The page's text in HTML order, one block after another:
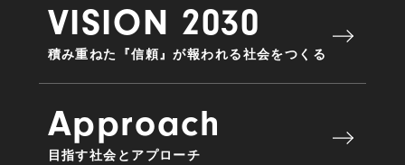
VISION 2030
積み重ねた『信頼』が報われる社会をつくる
Approach
目指す社会とアプローチ